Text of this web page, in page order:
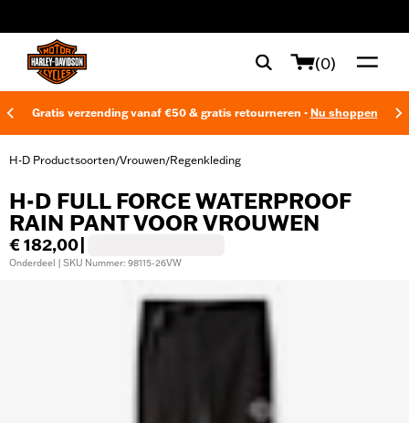
(0)
Gratis verzending vanaf €50 & gratis retourneren - Nu shoppen
H-D Productsoorten/Vrouwen/Regenkleding
H-D FULL FORCE WATERPROOF
RAIN PANT VOOR VROUWEN
€ 182,00
Onderdeel | SKU Nummer: 98115-26VW